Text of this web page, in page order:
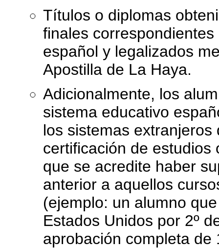
Títulos o diplomas
finales
español y legalizados
Apostilla de La Haya.
Adicionalmente, los
sistema educativo
los sistemas
certificación de estudios
que se acredite haber
anterior a aquellos
(ejemplo: un alumno
Estados Unidos por 2º
aprobación completa de